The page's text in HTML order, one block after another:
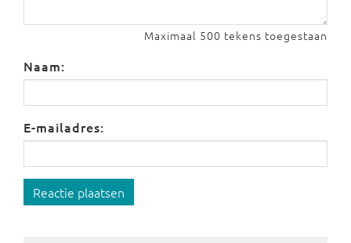
Maximaal 500 tekens toegestaan
Naam:
E-mailadres:
Reactie plaatsen